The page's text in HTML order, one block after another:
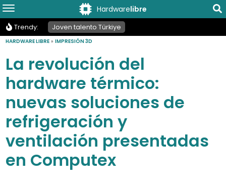
Hardwarelibre
Trendy: Joven talento Türkiye
HARDWARE LIBRE »IMPRESIÓN 3D
La revolución del
hardware térmico:
nuevas soluciones de
refrigeración y
ventilación presentadas
en Computex